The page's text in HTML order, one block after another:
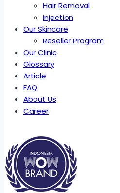
Hair Removal
Injection
Our Skincare
Reseller Program
Our Clinic
Glossary
Article
FAQ
About Us
Career